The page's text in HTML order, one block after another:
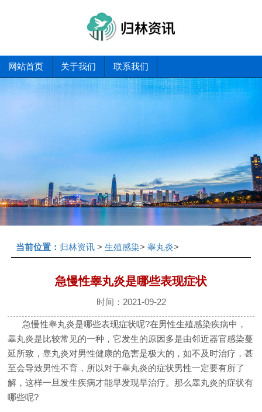
网站首页 关于我们 联系我们
当前位置： 归林资讯> 生殖感染> 睾丸炎>
急慢性睾丸炎是哪些表现症状
时间：2021-09-22
急慢性睾丸炎是哪些表现症状呢?在男性生殖感染疾病中，
睾丸炎是比较常见的一种，它发生的原因多是由邻近器官感染蔓
延所致，睾丸炎对男性健康的危害是极大的，如不及时治疗，甚
至会导致男性不育，所以对于睾丸炎的症状男性一定要有所了
解，这样一旦发生疾病才能早发现早治疗。那么睾丸炎的症状有
哪些呢?